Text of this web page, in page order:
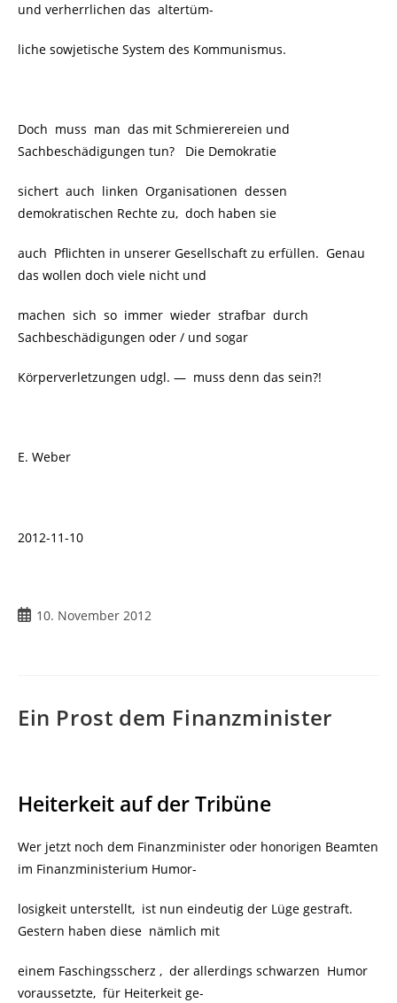
und verherrlichen das altertüm-
liche sowjetische System des Kommunismus.
Doch muss man das mit Schmierereien und
Sachbeschädigungen tun? Die Demokratie
sichert auch linken Organisationen dessen
demokratischen Rechte zu, doch haben sie
auch Pflichten in unserer Gesellschaft zu erfüllen. Genau
das wollen doch viele nicht und
machen sich so immer wieder strafbar durch
Sachbeschädigungen oder / und sogar
Körperverletzungen udgl. — muss denn das sein?!
E. Weber
2012-11-10
Beitrag10. November 2012
Ein Prost dem Finanzminister
Heiterkeit auf der Tribüne
Wer jetzt noch dem Finanzminister oder honorigen Beamten
im Finanzministerium Humor-
losigkeit unterstellt, ist nun eindeutig der Lüge gestraft.
Gestern haben diese nämlich mit
einem Faschingsscherz , der allerdings schwarzen Humor
voraussetzte, für Heiterkeit ge-